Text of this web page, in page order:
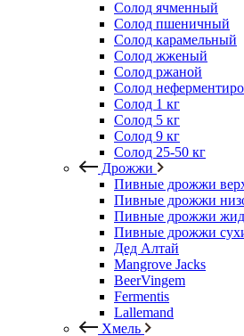
Солод ячменный
Солод пшеничный
Солод карамельный
Солод жженый
Солод ржаной
Солод
Солод 1 кг
Солод 5 кг
Солод 9 кг
Солод 25-50 кг
Дрожжи
Пивные дрожжи
Пивные дрожжи
Пивные дрожжи
Пивные дрожжи
Дед Алтай
Mangrove Jacks
BeerVingem
Fermentis
Lallemand
Хмель